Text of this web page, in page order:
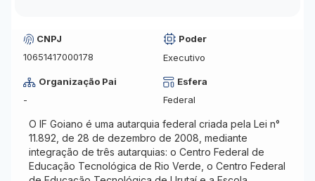
CNPJ
10651417000178
Poder
Executivo
Organização Pai
-
Esfera
Federal
O IF Goiano é uma autarquia federal criada pela Lei n°
11.892, de 28 de dezembro de 2008, mediante
integração de três autarquias: o Centro Federal de
Educação Tecnológica de Rio Verde, o Centro Federal